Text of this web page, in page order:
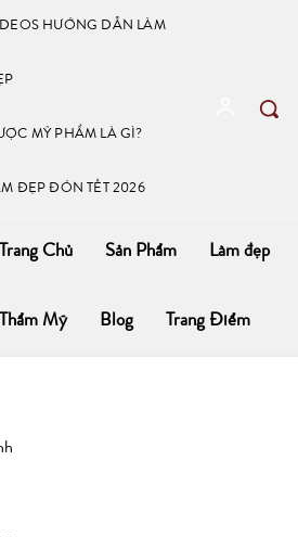
HƯỚNG DẪN LÀM
MỸ PHẨM LÀ GÌ?
ĐẸP ĐÓN TẾT 2026
Chủ Sản Phẩm Làm đẹp
Mỹ Blog Trang Điểm